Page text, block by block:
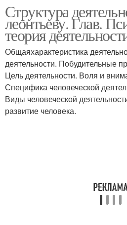
Структура
леонтьеву. Глав.
теория
Общаяхарактеристика
деятельности. Побудительные
Цель деятельности. Воля и
Специфика человеческой
Виды человеческой
развитие человека.